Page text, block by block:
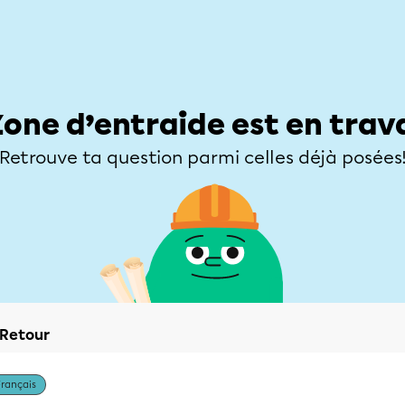
d’entraide est en
Retrouve ta question parmi celles déjà
Retour